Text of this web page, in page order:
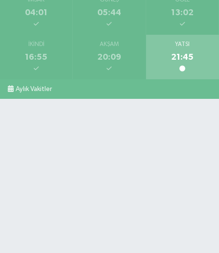
04:01 05:44 13:02
İKINDI
16:55
AKŞAM
20:09
YATSI
21:45
Aylık Vakitler